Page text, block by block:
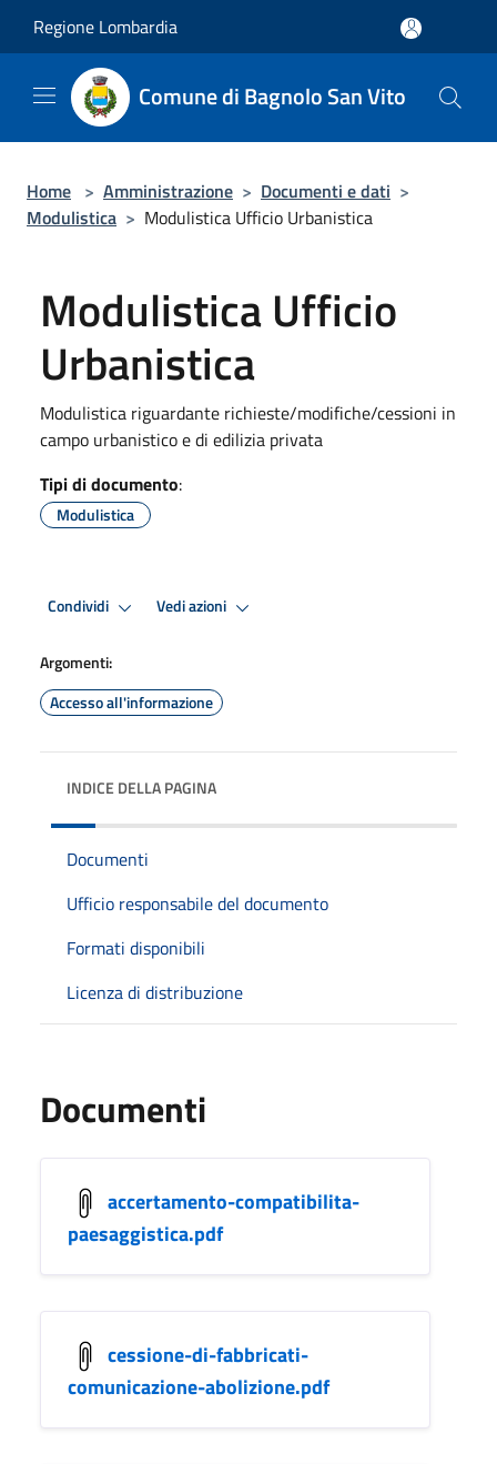
Regione Lombardia
Comune di Bagnolo San Vito
Home > Amministrazione > Documenti e dati >
Modulistica > Modulistica Ufficio Urbanistica
Modulistica Ufficio
Urbanistica
Modulistica riguardante richieste/modifiche/cessioni in
campo urbanistico e di edilizia privata
Tipi di documento:
Modulistica
Condividi Vedi azioni
Argomenti:
Accesso all'informazione
INDICE DELLA PAGINA
Documenti
Ufficio responsabile del documento
Formati disponibili
Licenza di distribuzione
Documenti
accertamento-compatibilita-
paesaggistica.pdf
cessione-di-fabbricati-
comunicazione-abolizione.pdf